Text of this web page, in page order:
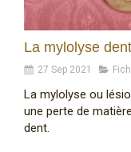
La mylolyse
27 Sep 2021
La mylolyse ou
une perte de
dent.